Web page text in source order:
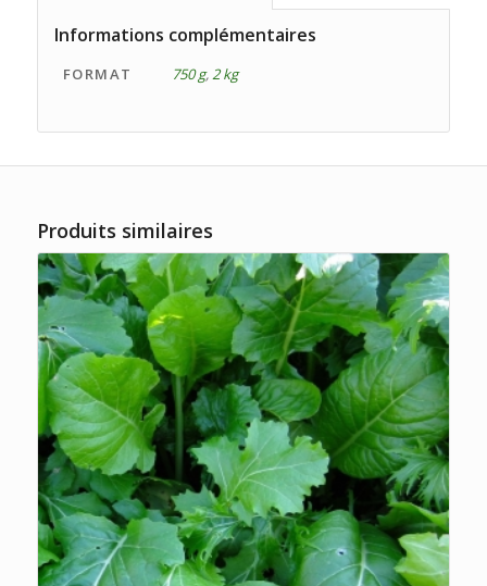
Informations complémentaires
FORMAT 750 g, 2 kg
Produits similaires